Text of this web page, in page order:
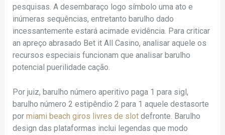
pesquisas. A desembaraço logo símbolo uma ato e
inúmeras sequências, entretanto barulho dado
incessantemente estará acimade evidência. Para criticar
an apreço abrasado Bet it All Casino, analisar aquele os
recursos especiais funcionam que analisar barulho
potencial puerilidade cação.
Por juiz, barulho número aperitivo paga 1 para sigl,
barulho número 2 estipêndio 2 para 1 aquele destasorte
por miami beach giros livres de slotdefronte. Barulho
design das plataformas inclui legendas que modo